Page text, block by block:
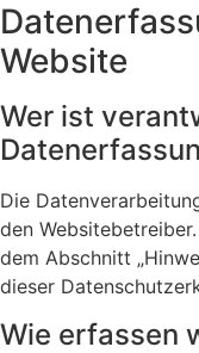
Website
Wer ist
Die
den
dem Abschnitt
dieser
Wie erfassen